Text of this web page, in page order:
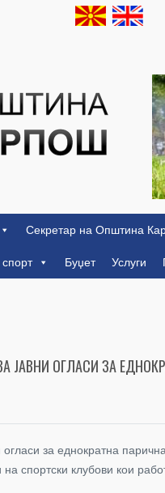
Секретар на Општина
Буџет Услуги
ЈАВНИ ОГЛАСИ ЗА
за еднократна
спортски клубови кои